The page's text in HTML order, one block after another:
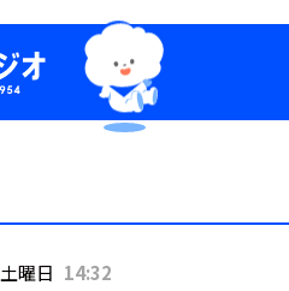
土曜日 14:32